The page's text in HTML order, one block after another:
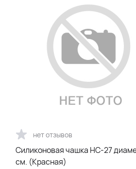
нет отзывов
Силиконовая чашка HC-27
см. (Красная)